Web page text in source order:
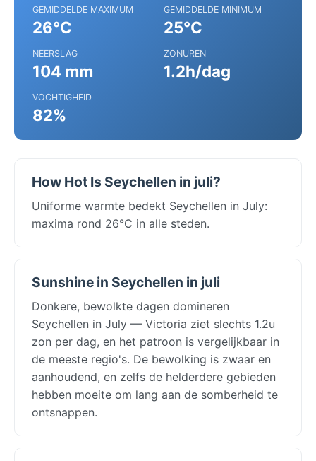
GEMIDDELDE MAXIMUM
26°C
GEMIDDELDE MINIMUM
25°C
NEERSLAG
104 mm
ZONUREN
1.2h/dag
VOCHTIGHEID
82%
How Hot Is Seychellen in juli?
Uniforme warmte bedekt Seychellen in July:
maxima rond 26°C in alle steden.
Sunshine in Seychellen in juli
Donkere, bewolkte dagen domineren
Seychellen in July — Victoria ziet slechts 1.2u
zon per dag, en het patroon is vergelijkbaar in
de meeste regio's. De bewolking is zwaar en
aanhoudend, en zelfs de helderdere gebieden
hebben moeite om lang aan de somberheid te
ontsnappen.